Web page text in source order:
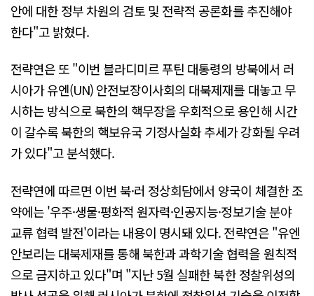
안에 대한 정부 차원의 검토 및 전략적 공론화를 추진해야
한다"고 밝혔다.
전략연은 또 "이번 블라디미르 푸틴 대통령의 방북에서 러
시아가 유엔(UN) 안전보장이사회의 대북제재를 대놓고 무
시하는 방식으로 북한의 핵무장을 우회적으로 용인해 시간
이 갈수록 북한의 핵보유국 기정사실화 추세가 강화될 우려
가 있다"고 분석했다.
전략연에 따르면 이번 북·러 정상회담에서 양국이 체결한 조
약에는 '우주·생물·평화적 원자력·인공지능·정보기술 분야
교류 협력 발전'이라는 내용이 명시돼 있다. 전략연은 "유엔
안보리는 대북제재를 통해 북한과 과학기술 협력을 원칙적
으로 금지하고 있다"며 "지난 5월 실패한 북한 정찰위성의